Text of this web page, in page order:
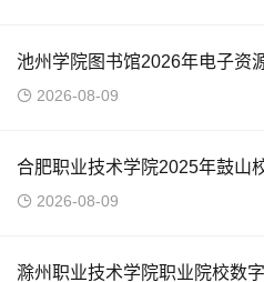
池州学院图书馆2026年电子资
2026-08-09
合肥职业技术学院2025年鼓山
2026-08-09
滁州职业技术学院职业院校数